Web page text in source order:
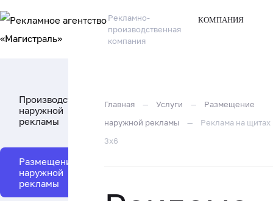
Рекламно-
производственная
компания
КОМПАНИЯ
Производство
наружной
рекламы
Размещение
наружной
рекламы
Главная — Услуги —
Размещение
наружной рекламы
—
Реклама на щитах
3x6